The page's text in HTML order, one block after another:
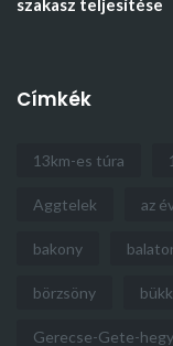
szakasz teljesítése
Címkék
13km-es túra
Aggtelek az
bakony
börzsöny bükk
Gerecse-Gete-